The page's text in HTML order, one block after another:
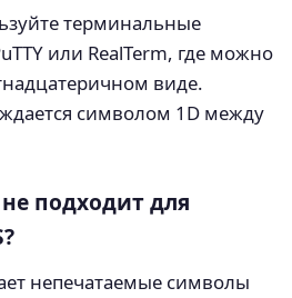
терминальные
или RealTerm, где можно
виде.
символом 1D между
подходит для
непечатаемые символы